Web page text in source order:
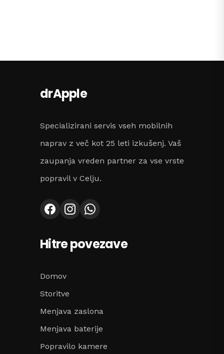
drApple
Specializirani servis vseh mobilnih
naprav z več kot 25 leti izkušenj. Vaš
zaupanja vreden partner za vse vrste
popravil v Celju.
Hitre povezave
Domov
Storitve
Menjava zaslona
Menjava baterije
Popravilo kamere